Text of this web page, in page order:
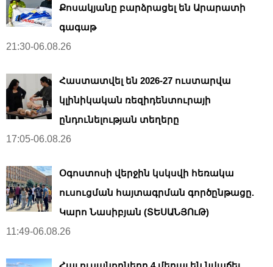
Քոսակյանը բարձրացել են Արարատի
գագաթ
21:30-06.08.26
Հաստատվել են 2026-27 ուստարվա
կլինիկական ռեզիդենտուրայի
ընդունելության տեղերը
17:05-06.08.26
Օգոստոսի վերջին կսկսվի հեռակա
ուսուցման հայտագրման գործընթացը.
Կարո Նասիբյան (ՏԵՍԱՆՅՈւԹ)
11:49-06.08.26